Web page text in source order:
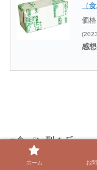
（
価
感
■食パン型１斤
ホーム お